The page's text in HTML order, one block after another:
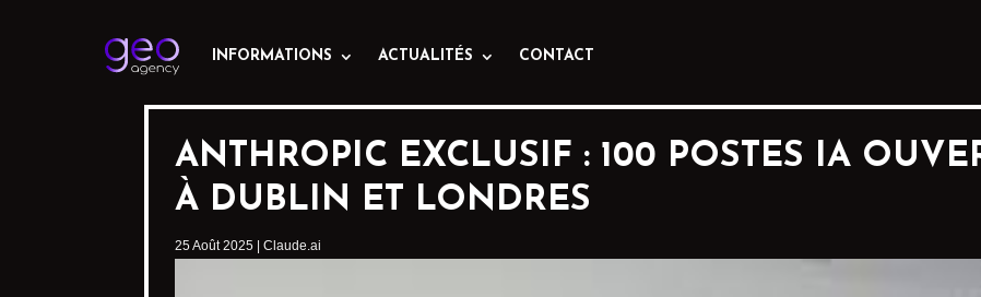
INFORMATIONS ACTUALITÉS CONTACT
ANTHROPIC EXCLUSIF : 100 POSTES IA
À DUBLIN ET LONDRES
25 Août 2025 Claude.ai